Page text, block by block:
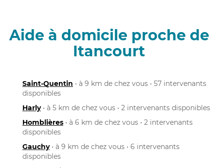
Aide à domicile proche de
Itancourt
Saint-Quentin • à 9 km de chez vous • 57 intervenants
disponibles
Harly• à 5 km de chez vous • 2 intervenants disponibles
Homblières • à 6 km de chez vous • 2 intervenants
disponibles
Gauchy• à 9 km de chez vous • 6 intervenants
disponibles